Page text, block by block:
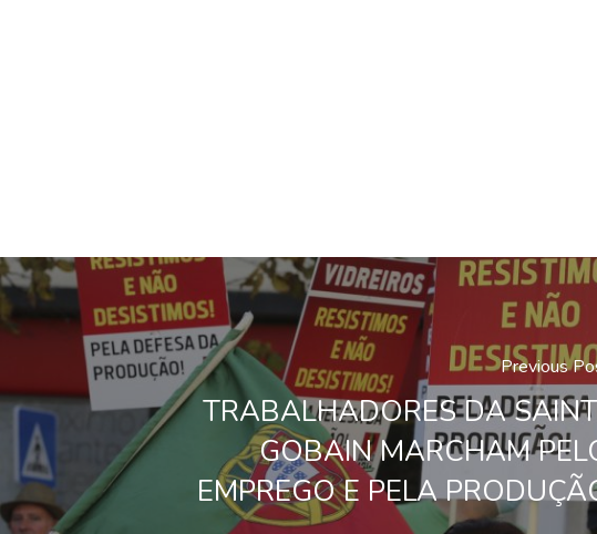
Previous
TRABALHADORES DA
GOBAIN MARCHAM
EMPREGO E PELA